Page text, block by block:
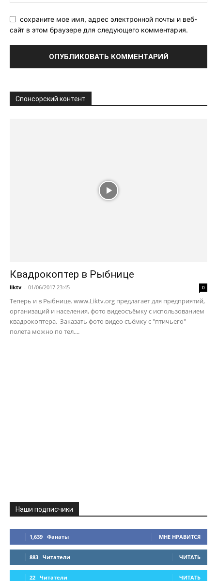
сохраните мое имя, адрес электронной почты и веб-
сайт в этом браузере для следующего комментария.
Спонсорский контент
Квадрокоптер в Рыбнице
liktv - 01/06/2017 23:45 0
Теперь и в Рыбнице. www.Liktv.org предлагает для предприятий,
организаций и населения, фото видеосъёмку с использованием
квадрокоптера. Заказать фото видео съёмку с "птичьего"
полета можно по тел....
Наши подписчики
1,639 Фанаты МНЕ НРАВИТСЯ
883 Читатели ЧИТАТЬ
22 Читатели ЧИТАТЬ